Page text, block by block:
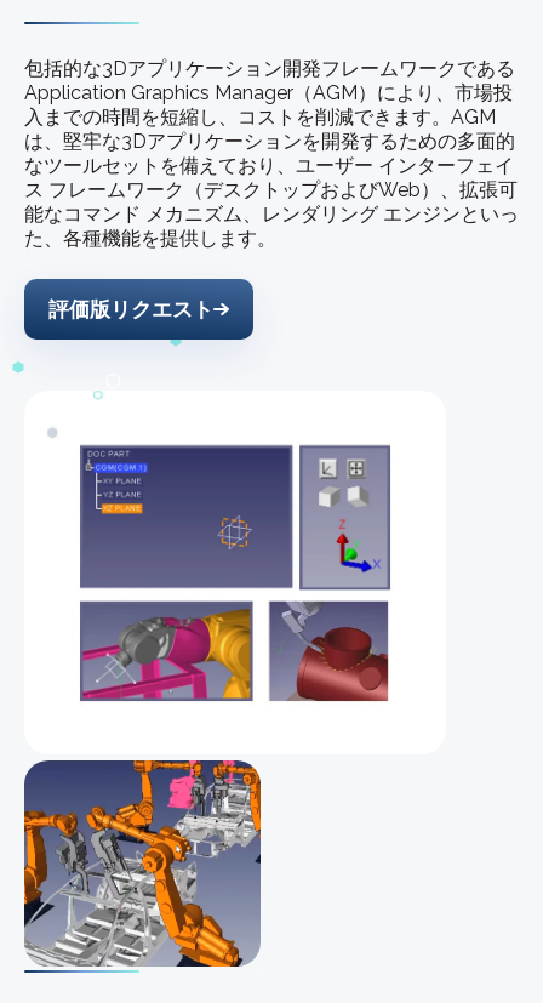
包括的な3Dアプリケーション開発フレームワークである
Application Graphics Manager（AGM）により、市場投
入までの時間を短縮し、コストを削減できます。AGM
は、堅牢な3Dアプリケーションを開発するための多面的
なツールセットを備えており、ユーザー インターフェイ
ス フレームワーク（デスクトップおよびWeb）、拡張可
能なコマンド メカニズム、レンダリング エンジンといっ
た、各種機能を提供します。
評価版リクエスト
AGMとは？